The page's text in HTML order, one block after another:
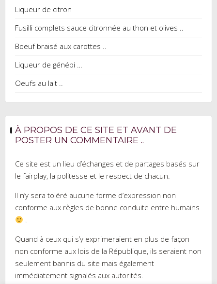
Liqueur de citron
Fusilli complets sauce citronnée au thon et olives ..
Boeuf braisé aux carottes ..
Liqueur de génépi …
Oeufs au lait ..
À PROPOS DE CE SITE ET AVANT DE
POSTER UN COMMENTAIRE ..
Ce site est un lieu d’échanges et de partages basés sur
le fairplay, la politesse et le respect de chacun.
Il n’y sera toléré aucune forme d’expression non
conforme aux règles de bonne conduite entre humains
.
Quand à ceux qui s’y exprimeraient en plus de façon
non conforme aux lois de la République, ils seraient non
seulement bannis du site mais également
immédiatement signalés aux autorités.